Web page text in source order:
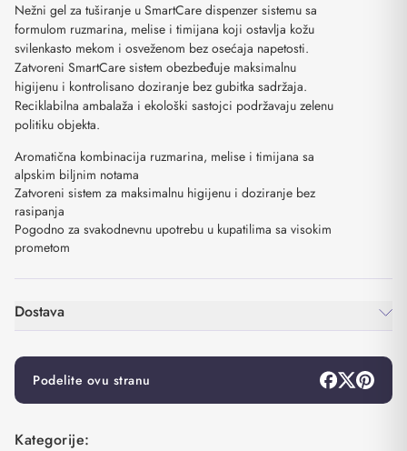
Nežni gel za tuširanje u SmartCare dispenzer sistemu sa
formulom ruzmarina, melise i timijana koji ostavlja kožu
svilenkasto mekom i osveženom bez osećaja napetosti.
Zatvoreni SmartCare sistem obezbeđuje maksimalnu
higijenu i kontrolisano doziranje bez gubitka sadržaja.
Reciklabilna ambalaža i ekološki sastojci podržavaju zelenu
politiku objekta.
Aromatična kombinacija ruzmarina, melise i timijana sa
alpskim biljnim notama
Zatvoreni sistem za maksimalnu higijenu i doziranje bez
rasipanja
Pogodno za svakodnevnu upotrebu u kupatilima sa visokim
prometom
Dostava
Podelite ovu stranu
Kategorije: